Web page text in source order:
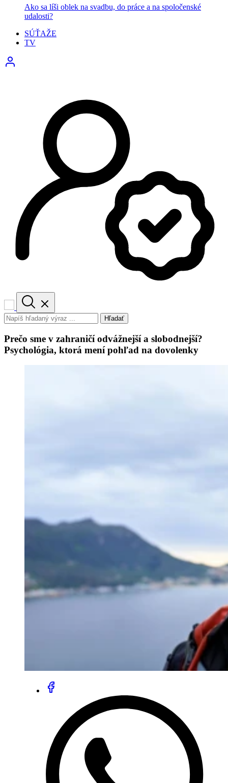
Ako sa líši oblek na svadbu, do práce a na spoločenské
udalosti?
SÚŤAŽE
TV
Hľadať
Prečo sme v zahraničí odvážnejší a slobodnejší?
Psychológia, ktorá mení pohľad na dovolenky